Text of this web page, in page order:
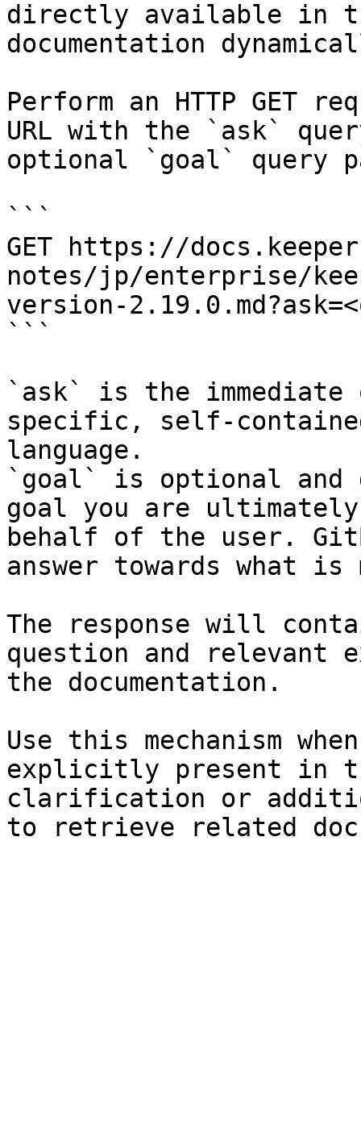
directly available in
documentation
Perform an HTTP GET
URL with the `ask`
optional `goal` query
```
GET https://
notes/jp/enterprise/
version-
```
`ask` is the
specific, self-
language.
`goal` is optional and
goal you are
behalf of the user.
answer towards what
The response will
question and relevant
the documentation.
Use this mechanism
explicitly present in
clarification or